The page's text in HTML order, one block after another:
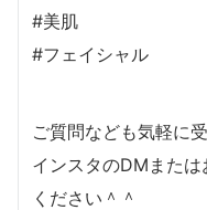
#美肌
#フェイシャル
ご質問なども気軽に
インスタのDMまた
ください＾＾